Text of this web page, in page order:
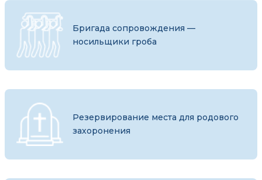
Бригада сопровождения —
носильщики гроба
Резервирование места для родового
захоронения